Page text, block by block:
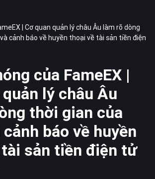
| Cơ quan quản lý châu Âu làm rõ dòng
cảnh báo về huyền thoại về tài sản tiền điện
của FameEX |
lý châu Âu
thời gian của
báo về huyền
sản tiền điện tử